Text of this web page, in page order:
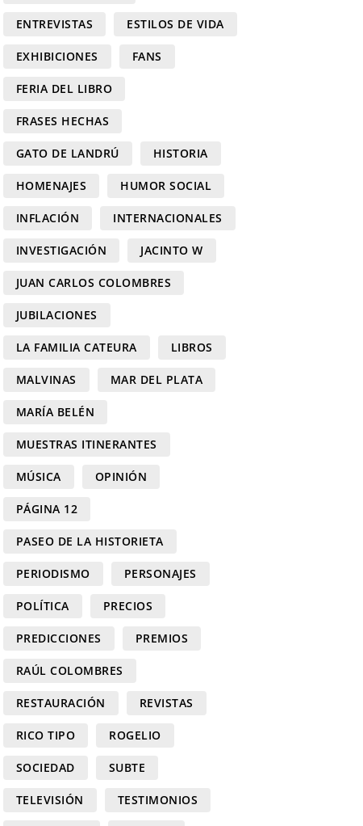
ENTREVISTAS ESTILOS DE VIDA
EXHIBICIONES FANS
FERIA DEL LIBRO
FRASES HECHAS
GATO DE LANDRÚ HISTORIA
HOMENAJES HUMOR SOCIAL
INFLACIÓN INTERNACIONALES
INVESTIGACIÓN JACINTO W
JUAN CARLOS COLOMBRES
JUBILACIONES
LA FAMILIA CATEURA LIBROS
MALVINAS MAR DEL PLATA
MARÍA BELÉN
MUESTRAS ITINERANTES
MÚSICA OPINIÓN
PÁGINA 12
PASEO DE LA HISTORIETA
PERIODISMO PERSONAJES
POLÍTICA PRECIOS
PREDICCIONES PREMIOS
RAÚL COLOMBRES
RESTAURACIÓN REVISTAS
RICO TIPO ROGELIO
SOCIEDAD SUBTE
TELEVISIÓN TESTIMONIOS